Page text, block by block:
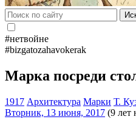
#нетвойне
#bizgatozahavokerak
Марка посреди
1917 Архитектура Марки Т.
Вторник, 13 июня, 2017 (9 лет